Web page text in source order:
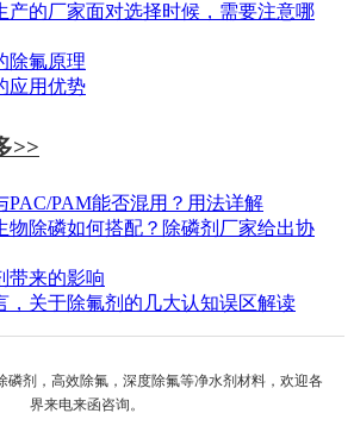
产的厂家面对选择时候，需要注意哪
除氟原理
应用优势
>>
PAC/PAM能否混用？用法详解
物除磷如何搭配？除磷剂厂家给出协
带来的影响
，关于除氟剂的几大认知误区解读
磷剂，高效除氟，深度除氟等净水剂材料，欢迎各
界来电来函咨询。